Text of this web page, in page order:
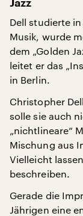
Jazz
Dell studierte
Musik, wurde
dem „Golden
leitet er das
in Berlin.
Christopher
solle sie auch
„nichtlineare“
Mischung aus
Vielleicht
beschreiben.
Gerade die
Jährigen eine